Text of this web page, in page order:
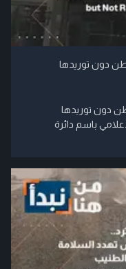
دون توريدها
دون توريدها
باسم دائرة